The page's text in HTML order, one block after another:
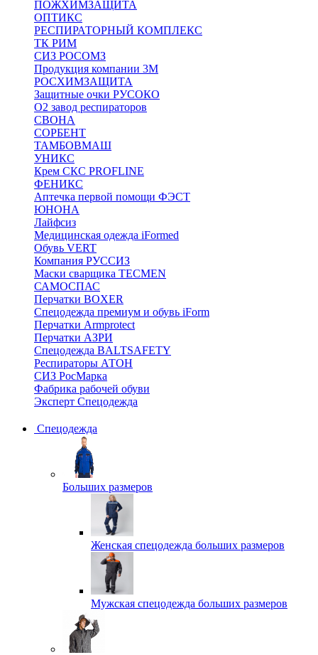
ПОЖХИМЗАЩИТА
ОПТИКС
РЕСПИРАТОРНЫЙ КОМПЛЕКС
ТК РИМ
СИЗ РОСОМЗ
Продукция компании 3M
РОСХИМЗАЩИТА
Защитные очки РУСОКО
О2 завод респираторов
СВОНА
СОРБЕНТ
ТАМБОВМАШ
УНИКС
Крем СКС PROFLINE
ФЕНИКС
Аптечка первой помощи ФЭСТ
ЮНОНА
Лайфсиз
Медицинская одежда iFormed
Обувь VERT
Компания РУССИЗ
Маски сварщика TECMEN
САМОСПАС
Перчатки BOXER
Спецодежда премиум и обувь iForm
Перчатки Armprotect
Перчатки АЗРИ
Спецодежда BALTSAFETY
Респираторы АТОН
СИЗ РосМарка
Фабрика рабочей обуви
Эксперт Спецодежда
Спецодежда
Больших размеров
Женская спецодежда больших размеров
Мужская спецодежда больших размеров